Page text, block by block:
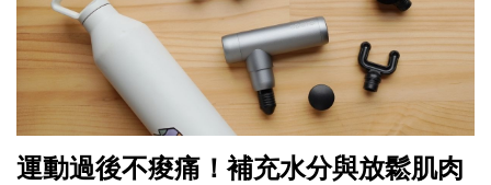
運動過後不痠痛！補充水分與放鬆肌肉